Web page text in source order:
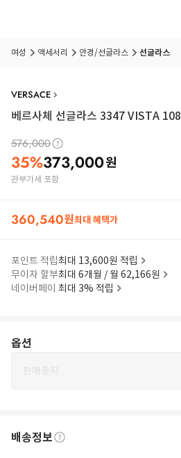
여성 액세서리 안경/선글라스 선글라스
VERSACE
베르사체 선글라스 3347 VISTA 108
576,000
35%373,000원
관부가세 포함
360,540원최대 혜택가
포인트 적립최대 13,600원 적립
무이자 할부최대 6개월 / 월 62,166원
네이버페이 최대 3% 적립
옵션
판매중지
배송정보